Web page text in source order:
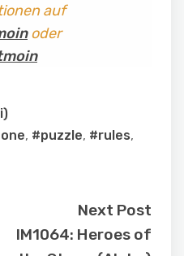
auf
oder
, #puzzle, #rules,
Next Post
IM1064: Heroes of